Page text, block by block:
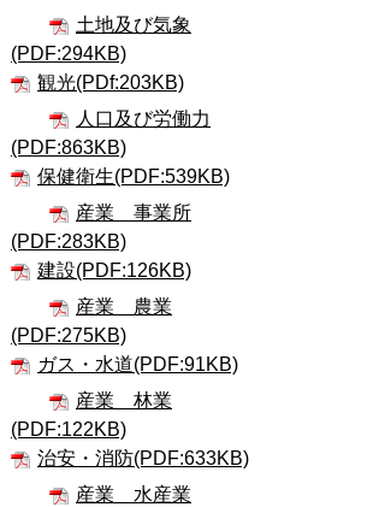
土地及び気象
(PDF:294KB)
観光(PDf:203KB)
人口及び労働力
(PDF:863KB)
保健衛生(PDF:539KB)
産業 事業所
(PDF:283KB)
建設(PDF:126KB)
産業 農業
(PDF:275KB)
ガス・水道(PDF:91KB)
産業 林業
(PDF:122KB)
治安・消防(PDF:633KB)
産業 水産業